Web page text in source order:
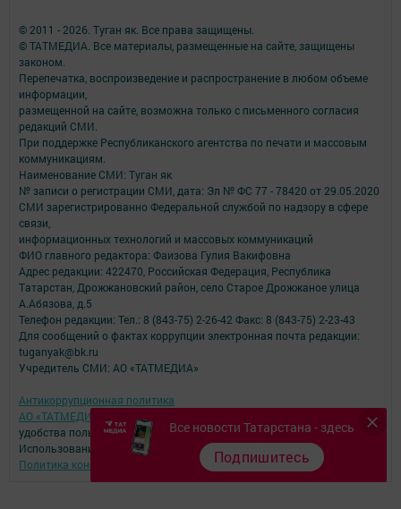
Все новости Татарстана - здесь
Подпишитесь
© 2011 - 2026. Туган як. Все права защищены.
© ТАТМЕДИА. Все материалы, размещенные на сайте, защищены
законом.
Перепечатка, воспроизведение и распространение в любом объеме
информации,
размещенной на сайте, возможна только с письменного согласия
редакций СМИ.
При поддержке Республиканского агентства по печати и массовым
коммуникациям.
Наименование СМИ: Туган як
№ записи о регистрации СМИ, дата: Эл № ФС 77 - 78420 от 29.05.2020
СМИ зарегистрированно Федеральной службой по надзору в сфере
связи,
информационных технологий и массовых коммуникаций
ФИО главного редактора: Фаизова Гулия Вакифовна
Адрес редакции: 422470, Российская Федерация, Республика
Татарстан, Дрожжановский район, село Старое Дрожжаное улица
А.Абязова, д.5
Телефон редакции: Тел.: 8 (843-75) 2-26-42 Факс: 8 (843-75) 2-23-43
Для сообщений о фактах коррупции электронная почта редакции:
tuganyak@bk.ru
Учредитель СМИ: АО «ТАТМЕДИА»
Антикоррупционная политика
АО «ТАТМЕДИА» использует «cookie»
для персонализации сервисов и
удобства пользователей сайтом.
Использование «cookie» можно отменить в настройках браузера.
Политика конфиденциальности